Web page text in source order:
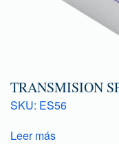
TRANSMISION
SKU: ES56
Leer más